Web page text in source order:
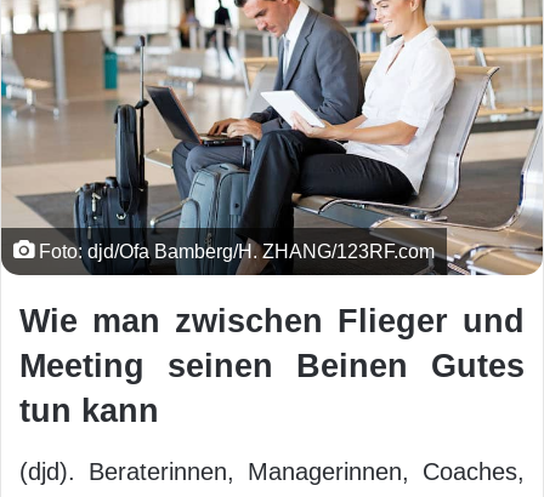
Foto: djd/Ofa Bamberg/H. ZHANG/123RF.com
Wie man zwischen Flieger und
Meeting seinen Beinen Gutes
tun kann
(djd). Beraterinnen, Managerinnen, Coaches,